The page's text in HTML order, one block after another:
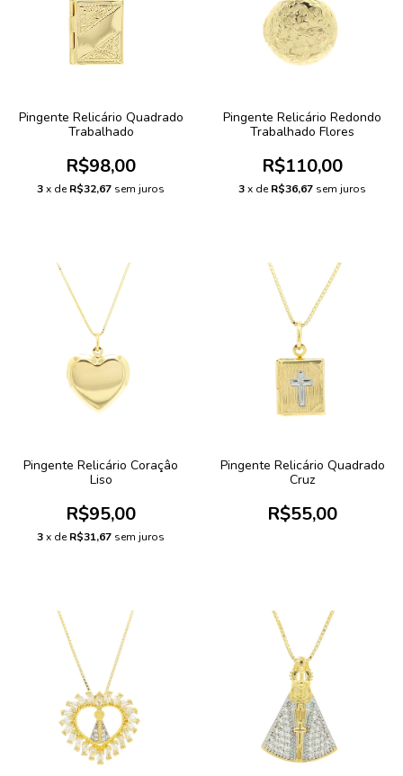
Pingente Relicário Quadrado
Trabalhado
R$98,00
3x deR$32,67 sem juros
Pingente Relicário Redondo
Trabalhado Flores
R$110,00
3x deR$36,67 sem juros
Pingente Relicário Coraçâo
Liso
R$95,00
3x deR$31,67 sem juros
Pingente Relicário Quadrado
Cruz
R$55,00